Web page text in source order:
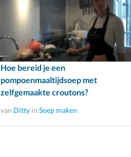
Hoe bereid je een
pompoenmaaltijdsoep met
zelfgemaakte croutons?
van Ditty in Soep maken